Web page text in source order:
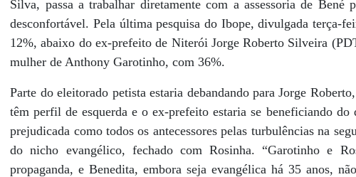
Silva, passa a trabalhar diretamente com a assessoria de Bené
desconfortável. Pela última pesquisa do Ibope, divulgada terça-
12%, abaixo do ex-prefeito de Niterói Jorge Roberto Silveira
mulher de Anthony Garotinho, com 36%.
Parte do eleitorado petista estaria debandando para Jorge
têm perfil de esquerda e o ex-prefeito estaria se beneficiando do
prejudicada como todos os antecessores pelas turbulências na
do nicho evangélico, fechado com Rosinha. “Garotinho e
propaganda, e Benedita, embora seja evangélica há 35 anos,